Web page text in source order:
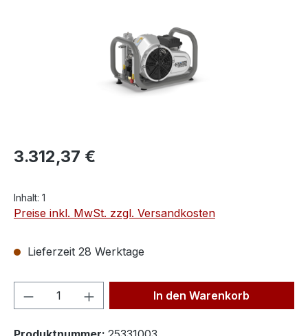
3.312,37 €
Inhalt: 1
Preise inkl. MwSt. zzgl. Versandkosten
Lieferzeit 28 Werktage
Produkt Anzahl: Gib denIn den Warenkorb